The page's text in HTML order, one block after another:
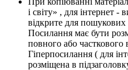
і світу» , для інтернет -
відкрите для
Посилання має бути
повного або часткового
Гіперпосилання ( для
розміщена в